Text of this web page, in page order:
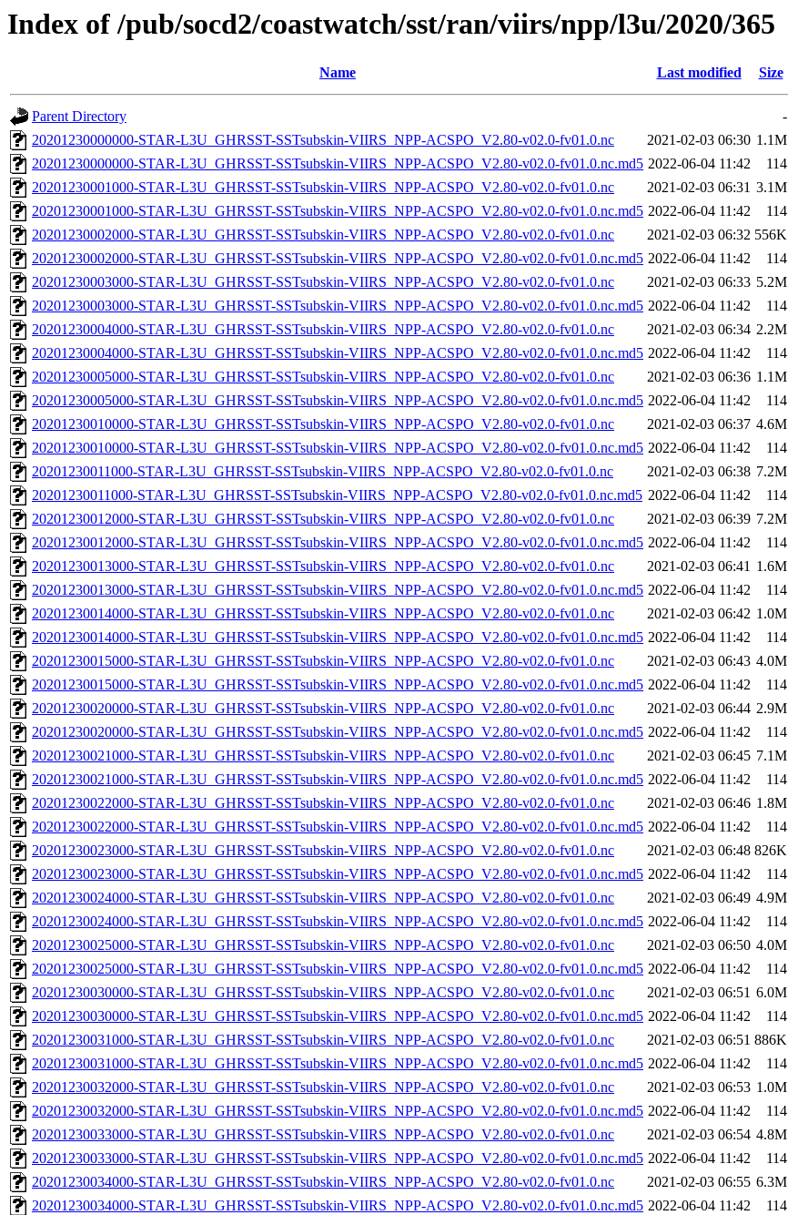
Index of /pub/socd2/coastwatch/sst/ran/viirs/npp/l3u/2020/365
Name Last modified Size
Parent Directory
-
20201230000000-STAR-L3U_GHRSST-SSTsubskin-VIIRS_NPP-ACSPO_V2.80-v02.0-fv01.0.nc
2021-02-03 06:30 1.1M
20201230000000-STAR-L3U_GHRSST-SSTsubskin-VIIRS_NPP-ACSPO_V2.80-v02.0-fv01.0.nc.md5 2022-06-04 11:42
114
20201230001000-STAR-L3U_GHRSST-SSTsubskin-VIIRS_NPP-ACSPO_V2.80-v02.0-fv01.0.nc
2021-02-03 06:31 3.1M
20201230001000-STAR-L3U_GHRSST-SSTsubskin-VIIRS_NPP-ACSPO_V2.80-v02.0-fv01.0.nc.md5 2022-06-04 11:42
114
20201230002000-STAR-L3U_GHRSST-SSTsubskin-VIIRS_NPP-ACSPO_V2.80-v02.0-fv01.0.nc
2021-02-03 06:32 556K
20201230002000-STAR-L3U_GHRSST-SSTsubskin-VIIRS_NPP-ACSPO_V2.80-v02.0-fv01.0.nc.md5 2022-06-04 11:42
114
20201230003000-STAR-L3U_GHRSST-SSTsubskin-VIIRS_NPP-ACSPO_V2.80-v02.0-fv01.0.nc
2021-02-03 06:33 5.2M
20201230003000-STAR-L3U_GHRSST-SSTsubskin-VIIRS_NPP-ACSPO_V2.80-v02.0-fv01.0.nc.md5 2022-06-04 11:42
114
20201230004000-STAR-L3U_GHRSST-SSTsubskin-VIIRS_NPP-ACSPO_V2.80-v02.0-fv01.0.nc
2021-02-03 06:34 2.2M
20201230004000-STAR-L3U_GHRSST-SSTsubskin-VIIRS_NPP-ACSPO_V2.80-v02.0-fv01.0.nc.md5 2022-06-04 11:42
114
20201230005000-STAR-L3U_GHRSST-SSTsubskin-VIIRS_NPP-ACSPO_V2.80-v02.0-fv01.0.nc
2021-02-03 06:36 1.1M
20201230005000-STAR-L3U_GHRSST-SSTsubskin-VIIRS_NPP-ACSPO_V2.80-v02.0-fv01.0.nc.md5 2022-06-04 11:42
114
20201230010000-STAR-L3U_GHRSST-SSTsubskin-VIIRS_NPP-ACSPO_V2.80-v02.0-fv01.0.nc
2021-02-03 06:37 4.6M
20201230010000-STAR-L3U_GHRSST-SSTsubskin-VIIRS_NPP-ACSPO_V2.80-v02.0-fv01.0.nc.md5 2022-06-04 11:42
114
20201230011000-STAR-L3U_GHRSST-SSTsubskin-VIIRS_NPP-ACSPO_V2.80-v02.0-fv01.0.nc
2021-02-03 06:38 7.2M
20201230011000-STAR-L3U_GHRSST-SSTsubskin-VIIRS_NPP-ACSPO_V2.80-v02.0-fv01.0.nc.md5 2022-06-04 11:42
114
20201230012000-STAR-L3U_GHRSST-SSTsubskin-VIIRS_NPP-ACSPO_V2.80-v02.0-fv01.0.nc
2021-02-03 06:39 7.2M
20201230012000-STAR-L3U_GHRSST-SSTsubskin-VIIRS_NPP-ACSPO_V2.80-v02.0-fv01.0.nc.md5 2022-06-04 11:42
114
20201230013000-STAR-L3U_GHRSST-SSTsubskin-VIIRS_NPP-ACSPO_V2.80-v02.0-fv01.0.nc
2021-02-03 06:41 1.6M
20201230013000-STAR-L3U_GHRSST-SSTsubskin-VIIRS_NPP-ACSPO_V2.80-v02.0-fv01.0.nc.md5 2022-06-04 11:42
114
20201230014000-STAR-L3U_GHRSST-SSTsubskin-VIIRS_NPP-ACSPO_V2.80-v02.0-fv01.0.nc
2021-02-03 06:42 1.0M
20201230014000-STAR-L3U_GHRSST-SSTsubskin-VIIRS_NPP-ACSPO_V2.80-v02.0-fv01.0.nc.md5 2022-06-04 11:42
114
20201230015000-STAR-L3U_GHRSST-SSTsubskin-VIIRS_NPP-ACSPO_V2.80-v02.0-fv01.0.nc
2021-02-03 06:43 4.0M
20201230015000-STAR-L3U_GHRSST-SSTsubskin-VIIRS_NPP-ACSPO_V2.80-v02.0-fv01.0.nc.md5 2022-06-04 11:42
114
20201230020000-STAR-L3U_GHRSST-SSTsubskin-VIIRS_NPP-ACSPO_V2.80-v02.0-fv01.0.nc
2021-02-03 06:44 2.9M
20201230020000-STAR-L3U_GHRSST-SSTsubskin-VIIRS_NPP-ACSPO_V2.80-v02.0-fv01.0.nc.md5 2022-06-04 11:42
114
20201230021000-STAR-L3U_GHRSST-SSTsubskin-VIIRS_NPP-ACSPO_V2.80-v02.0-fv01.0.nc
2021-02-03 06:45 7.1M
20201230021000-STAR-L3U_GHRSST-SSTsubskin-VIIRS_NPP-ACSPO_V2.80-v02.0-fv01.0.nc.md5 2022-06-04 11:42
114
20201230022000-STAR-L3U_GHRSST-SSTsubskin-VIIRS_NPP-ACSPO_V2.80-v02.0-fv01.0.nc
2021-02-03 06:46 1.8M
20201230022000-STAR-L3U_GHRSST-SSTsubskin-VIIRS_NPP-ACSPO_V2.80-v02.0-fv01.0.nc.md5 2022-06-04 11:42
114
20201230023000-STAR-L3U_GHRSST-SSTsubskin-VIIRS_NPP-ACSPO_V2.80-v02.0-fv01.0.nc
2021-02-03 06:48 826K
20201230023000-STAR-L3U_GHRSST-SSTsubskin-VIIRS_NPP-ACSPO_V2.80-v02.0-fv01.0.nc.md5 2022-06-04 11:42
114
20201230024000-STAR-L3U_GHRSST-SSTsubskin-VIIRS_NPP-ACSPO_V2.80-v02.0-fv01.0.nc
2021-02-03 06:49 4.9M
20201230024000-STAR-L3U_GHRSST-SSTsubskin-VIIRS_NPP-ACSPO_V2.80-v02.0-fv01.0.nc.md5 2022-06-04 11:42
114
20201230025000-STAR-L3U_GHRSST-SSTsubskin-VIIRS_NPP-ACSPO_V2.80-v02.0-fv01.0.nc
2021-02-03 06:50 4.0M
20201230025000-STAR-L3U_GHRSST-SSTsubskin-VIIRS_NPP-ACSPO_V2.80-v02.0-fv01.0.nc.md5 2022-06-04 11:42
114
20201230030000-STAR-L3U_GHRSST-SSTsubskin-VIIRS_NPP-ACSPO_V2.80-v02.0-fv01.0.nc
2021-02-03 06:51 6.0M
20201230030000-STAR-L3U_GHRSST-SSTsubskin-VIIRS_NPP-ACSPO_V2.80-v02.0-fv01.0.nc.md5 2022-06-04 11:42
114
20201230031000-STAR-L3U_GHRSST-SSTsubskin-VIIRS_NPP-ACSPO_V2.80-v02.0-fv01.0.nc
2021-02-03 06:51 886K
20201230031000-STAR-L3U_GHRSST-SSTsubskin-VIIRS_NPP-ACSPO_V2.80-v02.0-fv01.0.nc.md5 2022-06-04 11:42
114
20201230032000-STAR-L3U_GHRSST-SSTsubskin-VIIRS_NPP-ACSPO_V2.80-v02.0-fv01.0.nc
2021-02-03 06:53 1.0M
20201230032000-STAR-L3U_GHRSST-SSTsubskin-VIIRS_NPP-ACSPO_V2.80-v02.0-fv01.0.nc.md5 2022-06-04 11:42
114
20201230033000-STAR-L3U_GHRSST-SSTsubskin-VIIRS_NPP-ACSPO_V2.80-v02.0-fv01.0.nc
2021-02-03 06:54 4.8M
20201230033000-STAR-L3U_GHRSST-SSTsubskin-VIIRS_NPP-ACSPO_V2.80-v02.0-fv01.0.nc.md5 2022-06-04 11:42
114
20201230034000-STAR-L3U_GHRSST-SSTsubskin-VIIRS_NPP-ACSPO_V2.80-v02.0-fv01.0.nc
2021-02-03 06:55 6.3M
20201230034000-STAR-L3U_GHRSST-SSTsubskin-VIIRS_NPP-ACSPO_V2.80-v02.0-fv01.0.nc.md5 2022-06-04 11:42
114